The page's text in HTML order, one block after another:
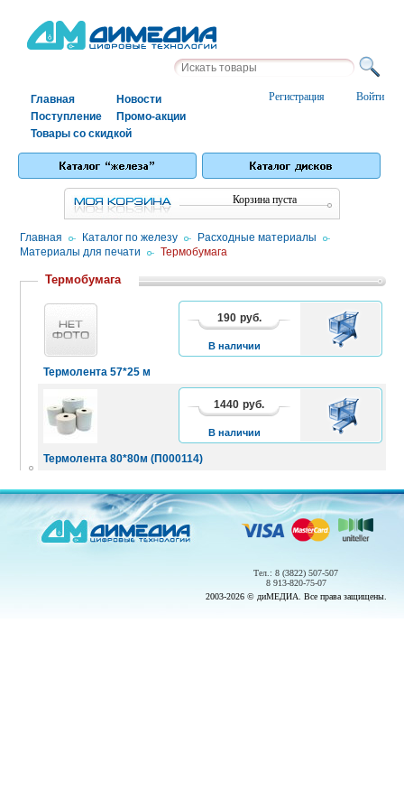
Войти
Регистрация
Главная
Новости
Поступление
Промо-акции
Товары со скидкой
Корзина пуста
Главная / Каталог по железу / Расходные материалы /
Материалы для печати / Термобумага
Термобумага
Термолента 57*25 м
190 руб.
В наличии
В
КОРЗИНУ
Термолента 80*80м (П000114)
1440 руб.
В наличии
В
КОРЗИНУ
Тел.: 8 (3822) 507-507
8 913-820-75-07
2003-2026 © диМЕДИА. Все права защищены.